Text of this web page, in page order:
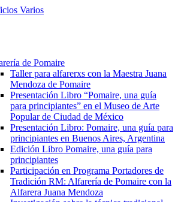
de Pomaire
Taller para alfarerxs con la Maestra Juana
Mendoza de Pomaire
Presentación Libro “Pomaire, una guía
para principiantes” en el Museo de Arte
Popular de Ciudad de México
Presentación Libro: Pomaire, una guía para
principiantes en Buenos Aires, Argentina
Edición Libro Pomaire, una guía para
principiantes
Participación en Programa Portadores de
Tradición RM: Alfarería de Pomaire con la
Alfarera Juana Mendoza